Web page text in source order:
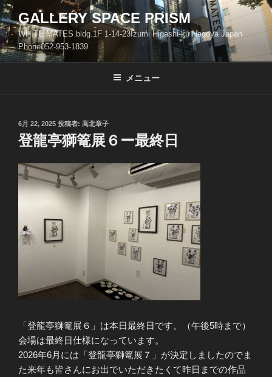
コ
ン
テ
ン
ツ
GALLERY SPACE PRISM
WHITE MATES bldg.1F 1-14-23Izumi Higashi-ku Nagoya Japan
Phone052-953-1839
メニュー
投
稿
日:
6月 22, 2025 投稿者: 高北章子
登龍亭獅篭展６ー最終日
「登龍亭獅篭展６」は本日最終日です。（午後5時まで）
会場は最終日仕様になっています。
2026年6月には「登龍亭獅篭展７」が決定しましたのでま
た来年も皆さんにお出でいただきたくて昨日までの作品